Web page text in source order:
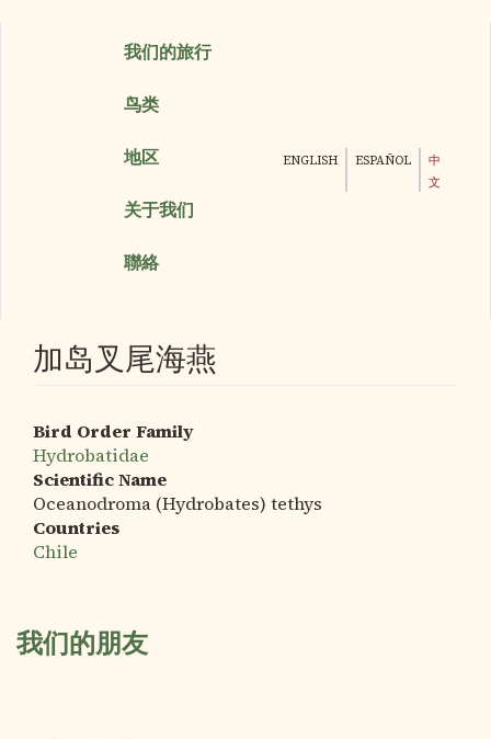
我们的旅行
鸟类
地区
关于我们
聯絡
ENGLISH ESPAÑOL
中
文
加岛叉尾海燕
Bird Order Family
Hydrobatidae
Scientific Name
Oceanodroma (Hydrobates) tethys
Countries
Chile
我们的朋友